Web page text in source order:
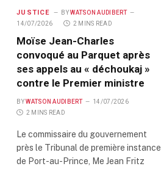
JUSTICE BY WATSON AUDIBERT
14/07/2026
2 MINS READ
Moïse Jean-Charles
convoqué au Parquet après
ses appels au « déchoukaj »
contre le Premier ministre
BY WATSON AUDIBERT
14/07/2026
2 MINS READ
Le commissaire du gouvernement
près le Tribunal de première instance
de Port-au-Prince, Me Jean Fritz